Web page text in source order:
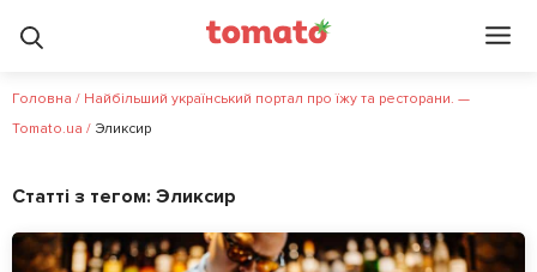
Головна / Найбільший український портал про їжу та ресторани. —
Tomato.ua / Эликсир
Статті з тегом: Эликсир